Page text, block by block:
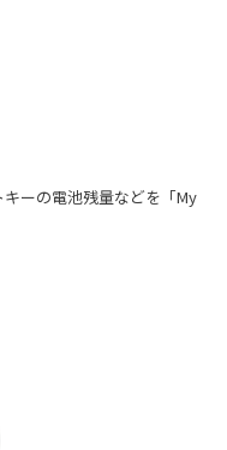
ーの電池残量などを「My